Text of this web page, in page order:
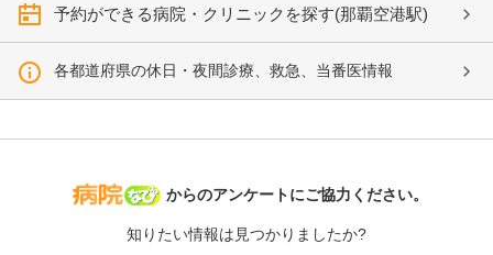
予約ができる病院・クリニックを探す(那覇空港駅)
各都道府県の休日・夜間診療、救急、当番医情報
病院なび
からのアンケートにご協力ください。
知りたい情報は見つかりましたか?